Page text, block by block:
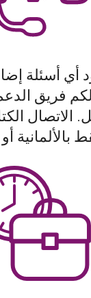
أي أسئلة
لكم فريق
الاتصال
بالألمانية أو